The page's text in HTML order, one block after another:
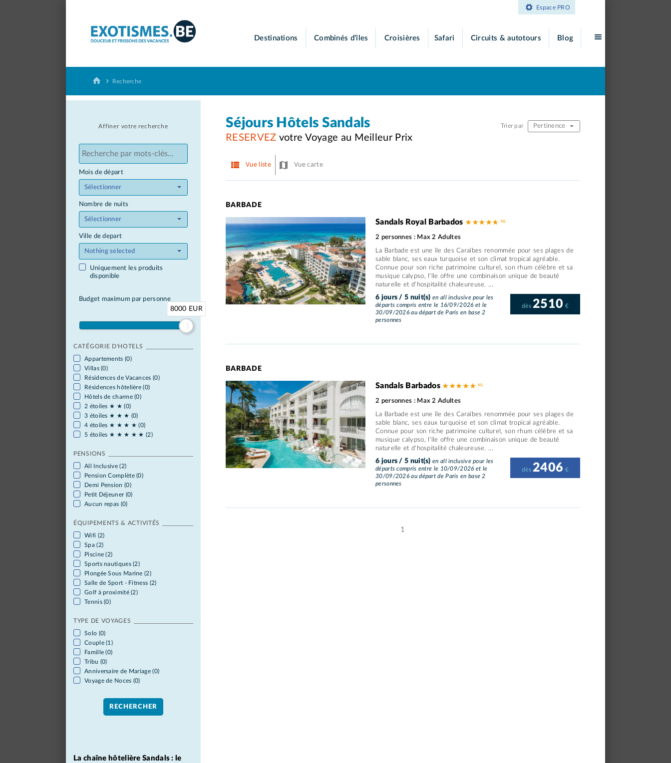
Espace PRO
Destinations Combinés d’îles Croisières Safari Circuits & autotours Blog
Recherche
Séjours Hôtels Sandals
RESERVEZ votre Voyage au Meilleur Prix
Trier par Pertinence
Vue liste Vue carte
BARBADE
Sandals Royal Barbados ★ ★ ★ ★ ★
2 personnes : Max 2 Adultes
La Barbade est une île des Caraïbes renommée pour ses plages de
sable blanc, ses eaux turquoise et son climat tropical agréable.
Connue pour son riche patrimoine culturel, son rhum célèbre et sa
musique calypso, l'île offre une combinaison unique de beauté
naturelle et d'hospitalité chaleureuse. ...
6 jours / 5 nuit(s) en all inclusive pour les
départs compris entre le 16/09/2026 et le
30/09/2026 au départ de Paris en base 2
personnes
dès2510 €
BARBADE
Sandals Barbados★ ★ ★ ★ ★
2 personnes : Max 2 Adultes
La Barbade est une île des Caraïbes renommée pour ses plages de
sable blanc, ses eaux turquoise et son climat tropical agréable.
Connue pour son riche patrimoine culturel, son rhum célèbre et sa
musique calypso, l'île offre une combinaison unique de beauté
naturelle et d'hospitalité chaleureuse. ...
6 jours / 5 nuit(s) en all inclusive pour les
départs compris entre le 10/09/2026 et le
30/09/2026 au départ de Paris en base 2
personnes
dès2406 €
1
Affiner votre recherche
Mois de départ
Sélectionner
Nombre de nuits
Sélectionner
Ville de depart
Nothing selected
Uniquement les produits
disponible
Budget maximum par personne
8000 EUR
CATÉGORIE D'HOTELS
Appartements (0)
Villas (0)
Résidences de Vacances (0)
Résidences hôtelière (0)
Hôtels de charme (0)
2 étoiles ★ ★ (0)
3 étoiles ★ ★ ★ (0)
4 étoiles ★ ★ ★ ★ (0)
5 étoiles ★ ★ ★ ★ ★ (2)
PENSIONS
All Inclusive (2)
Pension Complète (0)
Demi Pension (0)
Petit Déjeuner (0)
Aucun repas (0)
ÉQUIPEMENTS & ACTIVITÉS
Wifi (2)
Spa (2)
Piscine (2)
Sports nautiques (2)
Plongée Sous Marine (2)
Salle de Sport - Fitness (2)
Golf à proximité (2)
Tennis (0)
TYPE DE VOYAGES
Solo (0)
Couple (1)
Famille (0)
Tribu (0)
Anniversaire de Mariage (0)
Voyage de Noces (0)
La chaîne hôtelière Sandals : le